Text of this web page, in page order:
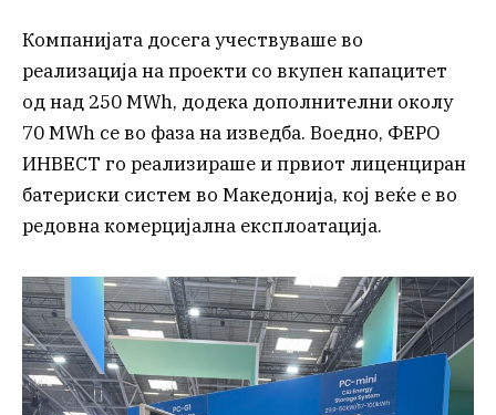
Компанијата досега учествуваше во
реализација на проекти со вкупен капацитет
од над 250 MWh, додека дополнителни околу
70 MWh се во фаза на изведба. Воедно, ФЕРО
ИНВЕСТ го реализираше и првиот лиценциран
батериски систем во Македонија, кој веќе е во
редовна комерцијална експлоатација.